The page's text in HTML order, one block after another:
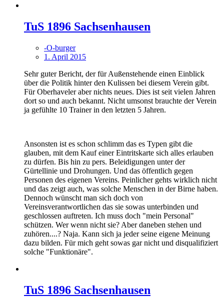
TuS 1896 Sachsenhausen
-O-burger
1. April 2015
Sehr guter Bericht, der für Außenstehende einen Einblick
über die Politik hinter den Kulissen bei diesem Verein gibt.
Für Oberhaveler aber nichts neues. Dies ist seit vielen Jahren
dort so und auch bekannt. Nicht umsonst brauchte der Verein
ja gefühlte 10 Trainer in den letzten 5 Jahren.
Ansonsten ist es schon schlimm das es Typen gibt die
glauben, mit dem Kauf einer Eintritskarte sich alles erlauben
zu dürfen. Bis hin zu pers. Beleidigungen unter der
Gürtellinie und Drohungen. Und das öffentlich gegen
Personen des eigenen Vereins. Peinlicher gehts wirklich nicht
und das zeigt auch, was solche Menschen in der Birne haben.
Dennoch wünscht man sich doch von
Vereinsverantwortlichen das sie sowas unterbinden und
geschlossen auftreten. Ich muss doch "mein Personal"
schützen. Wer wenn nicht sie? Aber daneben stehen und
zuhören....? Naja. Kann sich ja jeder seine eigene Meinung
dazu bilden. Für mich geht sowas gar nicht und disqualifiziert
solche "Funktionäre".
TuS 1896 Sachsenhausen